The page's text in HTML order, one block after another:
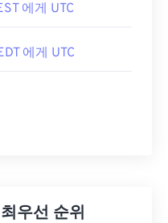
에게 UTC
에게 UTC
우선 순위